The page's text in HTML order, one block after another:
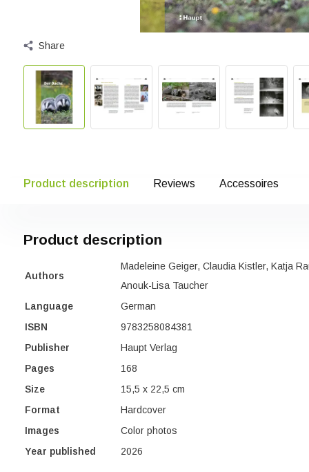
Share
Product description Reviews Accessoires
Product description
Authors
Madeleine Geiger, Claudia Kistler, Katja
Anouk-Lisa Taucher
Language
German
ISBN
9783258084381
Publisher
Haupt Verlag
Pages
168
Size
15,5 x 22,5 cm
Format
Hardcover
Images
Color photos
Year published
2026